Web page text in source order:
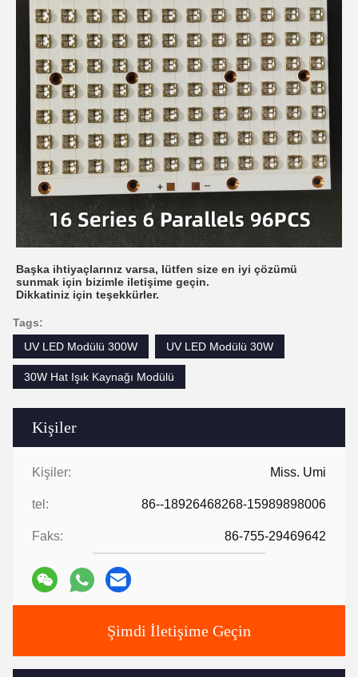
Kişiler
Kişiler: Miss. Umi
tel: 86--18926468268-15989898006
Faks: 86-755-29469642
Şimdi İletişime Geçin
Başka ihtiyaçlarınız varsa, lütfen size en iyi çözümü
sunmak için bizimle iletişime geçin.
Dikkatiniz için teşekkürler.
Tags:
UV LED Modülü 300W
UV LED Modülü 30W
30W Hat Işık Kaynağı Modülü